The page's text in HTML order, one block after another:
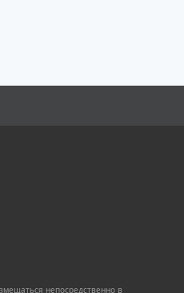
непосредственно в